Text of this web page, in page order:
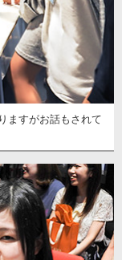
ますがお話もされて